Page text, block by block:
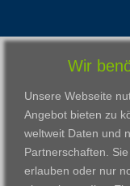
VWAK
Karriere
Kontakt
Download
Impressum
Datenschutzerklärung
Wir
Unsere Webseite
Angebot bieten zu
weltweit Daten und
Partnerschaften.
erlauben oder nur